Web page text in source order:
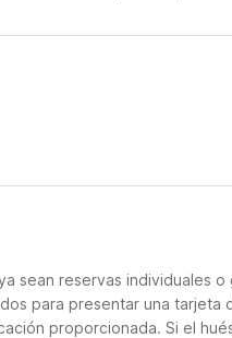
sean reservas individuales
para presentar una
proporcionada. Si el